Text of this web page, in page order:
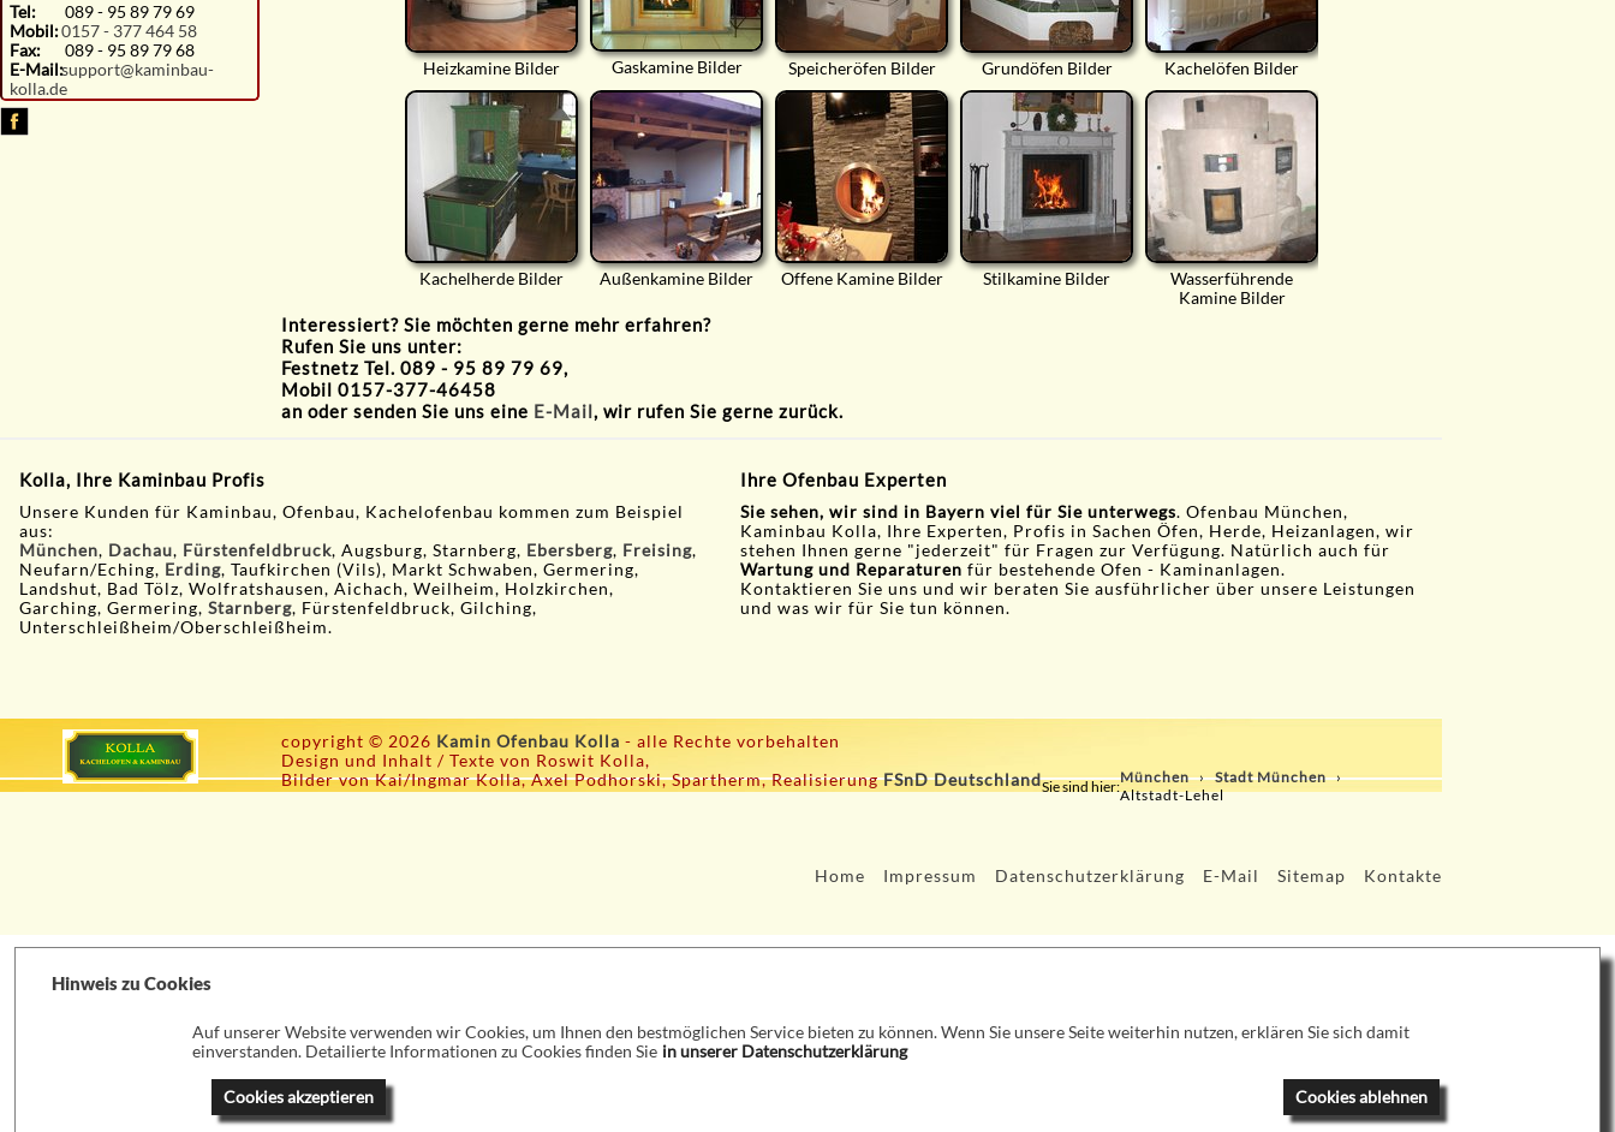
Tel:
089 - 95 89 79 69
Mobil:0157 - 377 464 58
Fax:
089 - 95 89 79 68
E-Mail:support@kaminbau-
kolla.de
Heizkamine Bilder Gaskamine Bilder Speicheröfen Bilder Grundöfen Bilder Kachelöfen Bilder
Kachelherde Bilder Außenkamine Bilder Offene Kamine Bilder Stilkamine Bilder
Wasserführende
Kamine Bilder
Interessiert? Sie möchten gerne mehr erfahren?
Rufen Sie uns unter:
Festnetz Tel. 089 - 95 89 79 69,
Mobil 0157-377-46458
an oder senden Sie uns eine E-Mail, wir rufen Sie gerne zurück.
Kolla, Ihre Kaminbau Profis
Unsere Kunden für Kaminbau, Ofenbau, Kachelofenbau kommen zum Beispiel
aus:
München, Dachau, Fürstenfeldbruck, Augsburg, Starnberg, Ebersberg, Freising,
Neufarn/Eching, Erding, Taufkirchen (Vils), Markt Schwaben, Germering,
Landshut, Bad Tölz, Wolfratshausen, Aichach, Weilheim, Holzkirchen,
Garching, Germering,Starnberg, Fürstenfeldbruck, Gilching,
Unterschleißheim/Oberschleißheim.
Ihre Ofenbau Experten
Sie sehen, wir sind in Bayern viel für Sie unterwegs. Ofenbau München,
Kaminbau Kolla, Ihre Experten, Profis in Sachen Öfen, Herde, Heizanlagen, wir
stehen Ihnen gerne "jederzeit" für Fragen zur Verfügung. Natürlich auch für
Wartung und Reparaturen für bestehende Ofen - Kaminanlagen.
Kontaktieren Sie uns und wir beraten Sie ausführlicher über unsere Leistungen
und was wir für Sie tun können.
copyright © 2026 Kamin Ofenbau Kolla - alle Rechte vorbehalten
Design und Inhalt / Texte von Roswit Kolla,
Bilder von Kai/Ingmar Kolla, Axel Podhorski, Spartherm, RealisierungFSnD DeutschlandSie sind hier:München
Stadt München
Altstadt-Lehel
Home Impressum Datenschutzerklärung E-Mail Sitemap Kontakte
Hinweis zu Cookies
Auf unserer Website verwenden wir Cookies, um Ihnen den bestmöglichen Service bieten zu können. Wenn Sie unsere Seite weiterhin nutzen, erklären Sie sich damit
einverstanden. Detailierte Informationen zu Cookies finden Sie in unserer Datenschutzerklärung
Cookies ablehnen
Cookies akzeptieren